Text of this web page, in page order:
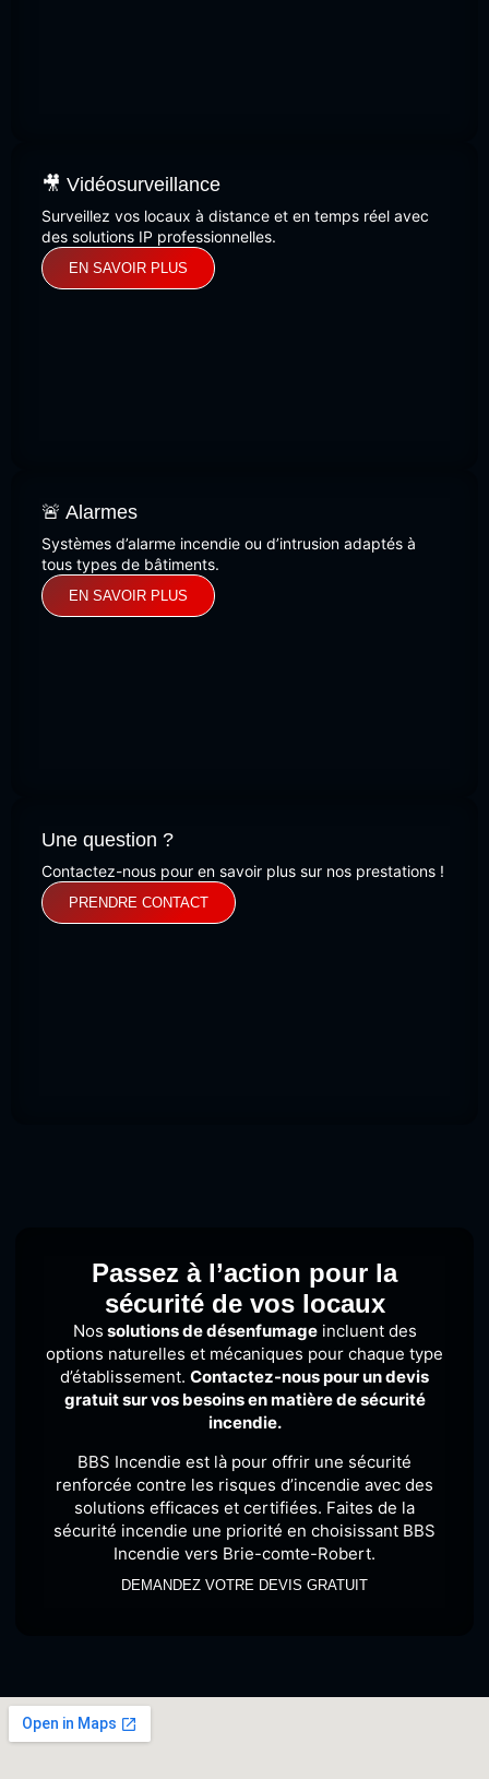
🎥 Vidéosurveillance
Surveillez vos locaux à distance et en temps réel avec
des solutions IP professionnelles.
EN SAVOIR PLUS
🚨 Alarmes
Systèmes d’alarme incendie ou d’intrusion adaptés à
tous types de bâtiments.
EN SAVOIR PLUS
Une question ?
Contactez-nous pour en savoir plus sur nos prestations !
PRENDRE CONTACT
Passez à l’action pour la
sécurité de vos locaux
Nos solutions de désenfumageincluent des
options naturelles et mécaniques pour chaque type
d’établissement. Contactez-nous pour un devis
gratuit sur vos besoins en matière de sécurité
incendie.
BBS Incendie est là pour offrir une sécurité
renforcée contre les risques d’incendie avec des
solutions efficaces et certifiées. Faites de la
sécurité incendie une priorité en choisissant BBS
Incendie vers Brie-comte-Robert.
DEMANDEZ VOTRE DEVIS GRATUIT